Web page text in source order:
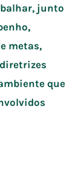
junto
metas,
que